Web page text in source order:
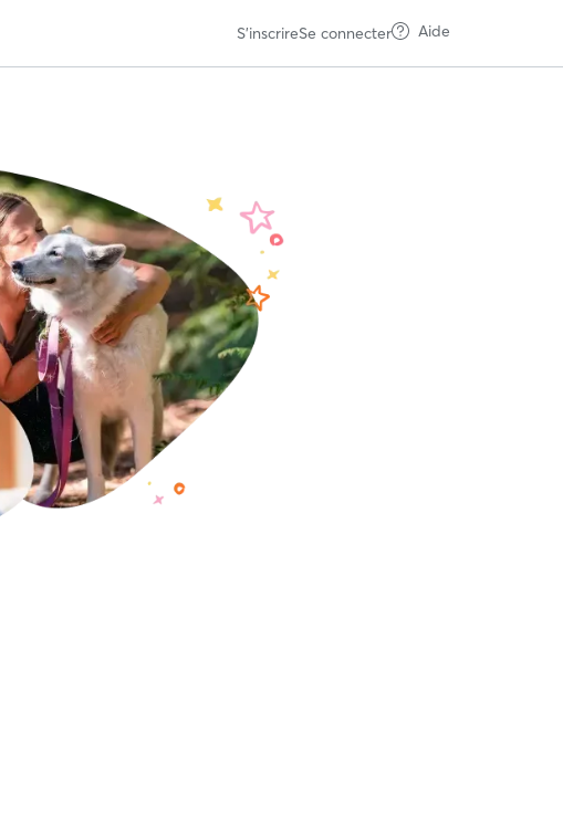
S'inscrireSe connecter Aide